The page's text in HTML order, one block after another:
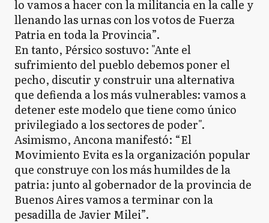
lo vamos a hacer con la militancia en la calle y
llenando las urnas con los votos de Fuerza
Patria en toda la Provincia”.
En tanto, Pérsico sostuvo: "Ante el
sufrimiento del pueblo debemos poner el
pecho, discutir y construir una alternativa
que defienda a los más vulnerables: vamos a
detener este modelo que tiene como único
privilegiado a los sectores de poder".
Asimismo, Ancona manifestó: “El
Movimiento Evita es la organización popular
que construye con los más humildes de la
patria: junto al gobernador de la provincia de
Buenos Aires vamos a terminar con la
pesadilla de Javier Milei”.